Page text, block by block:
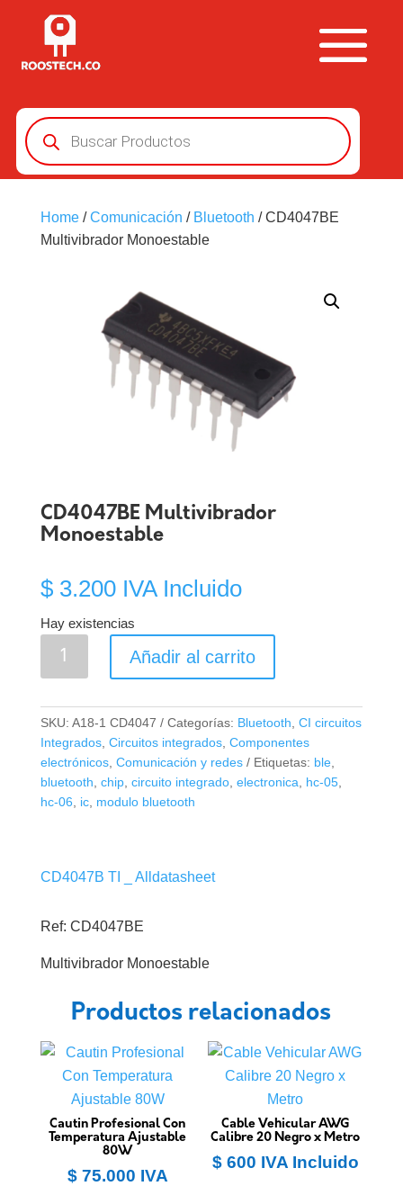
Búsqueda
de
productos
Home/Comunicación / Bluetooth / CD4047BE
Multivibrador Monoestable
CD4047BE Multivibrador
Monoestable
$3.200 IVA Incluido
Hay existencias
CD4047BE
cantidad
Añadir al carrito
SKU: A18-1 CD4047 Categorías: Bluetooth CI circuitos
Integrados, Circuitos integrados, Componentes
electrónicos, Comunicación y redes Etiquetas: ble,
bluetooth chip, circuito integrado, electronica hc-05,
hc-06
ic, modulo bluetooth
CD4047B TI _ Alldatasheet
Ref: CD4047BE
Multivibrador Monoestable
Productos relacionados
Cautin Profesional Con
Temperatura Ajustable
80W
$75.000 IVA
Cable Vehicular AWG
Calibre 20 Negro x Metro
$600 IVA Incluido